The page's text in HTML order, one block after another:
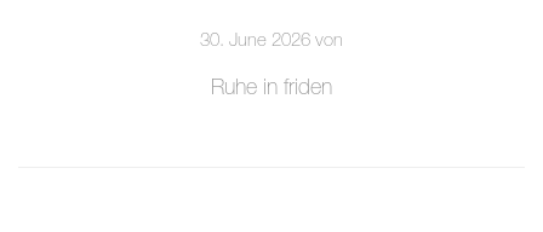
30. June 2026 von
Ruhe in friden